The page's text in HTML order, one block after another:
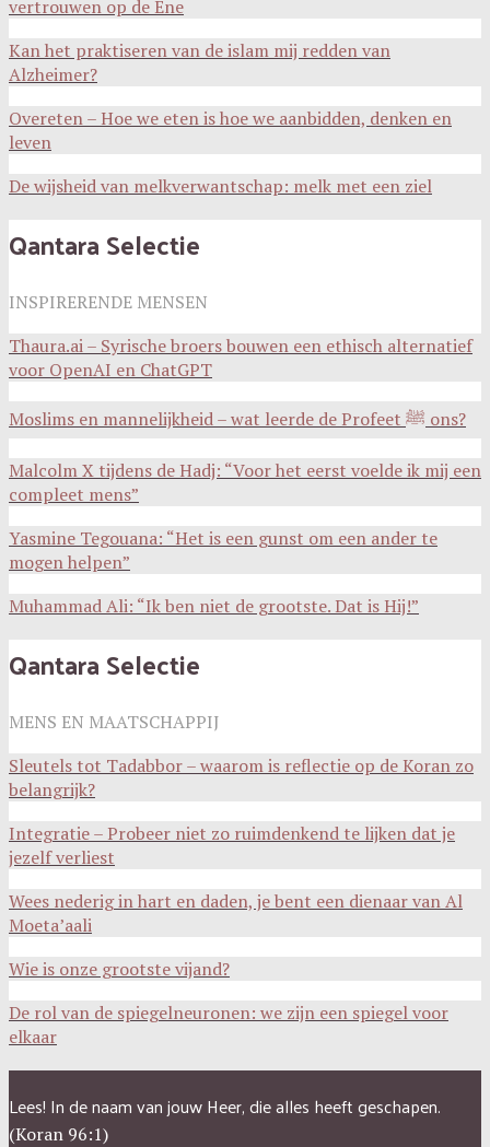
vertrouwen op de Ene
Kan het praktiseren van de islam mij redden van
Alzheimer?
Overeten – Hoe we eten is hoe we aanbidden, denken en
leven
De wijsheid van melkverwantschap: melk met een ziel
Qantara Selectie
INSPIRERENDE MENSEN
Thaura.ai – Syrische broers bouwen een ethisch alternatief
voor OpenAI en ChatGPT
Moslims en mannelijkheid – wat leerde de Profeet ﷺ ons?
Malcolm X tijdens de Hadj: “Voor het eerst voelde ik mij een
compleet mens”
Yasmine Tegouana: “Het is een gunst om een ander te
mogen helpen”
Muhammad Ali: “Ik ben niet de grootste. Dat is Hij!”
Qantara Selectie
MENS EN MAATSCHAPPIJ
Sleutels tot Tadabbor – waarom is reflectie op de Koran zo
belangrijk?
Integratie – Probeer niet zo ruimdenkend te lijken dat je
jezelf verliest
Wees nederig in hart en daden, je bent een dienaar van Al
Moeta’aali
Wie is onze grootste vijand?
De rol van de spiegelneuronen: we zijn een spiegel voor
elkaar
Lees! In de naam van jouw Heer, die alles heeft geschapen.
(Koran 96:1)